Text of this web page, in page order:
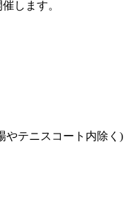
します。
やテニスコート内除く)